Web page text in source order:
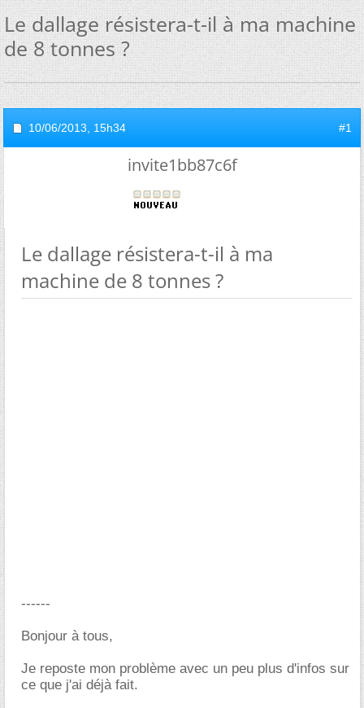
Le dallage résistera-t-il à ma machine
de 8 tonnes ?
10/06/2013, 15h34 #1
invite1bb87c6f
Le dallage résistera-t-il à ma
machine de 8 tonnes ?
------
Bonjour à tous,
Je reposte mon problème avec un peu plus d'infos sur
ce que j'ai déjà fait.